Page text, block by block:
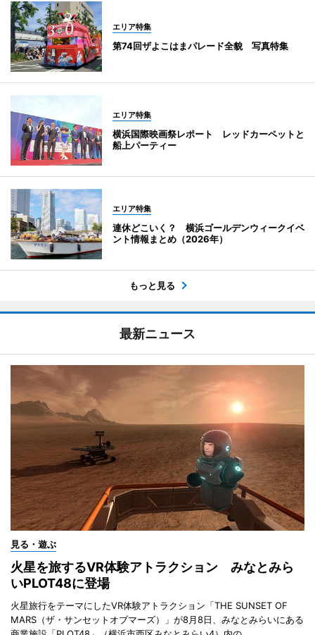
エリア特集
第74回ザよこはまパレード全貌 写真特集
エリア特集
横浜国際映画祭レポート レッドカーペットと
船上パーティー
エリア特集
連休どこいく？ 横浜ゴールデンウィークイベ
ント情報まとめ（2026年）
もっと見る
最新ニュース
見る・遊ぶ
火星を旅するVR体験アトラクション みなとみら
いPLOT48に登場
火星旅行をテーマにしたVR体験アトラクション「THE SUNSET OF
MARS（ザ・サンセットオブマーズ）」が8月8日、みなとみらいにある